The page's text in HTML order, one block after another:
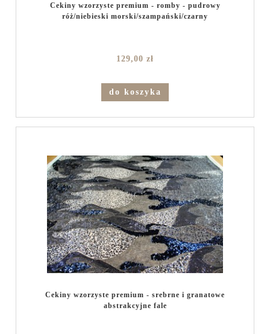
Cekiny wzorzyste premium - romby - pudrowy
róż/niebieski morski/szampański/czarny
129,00 zł
do koszyka
Cekiny wzorzyste premium - srebrne i granatowe
abstrakcyjne fale